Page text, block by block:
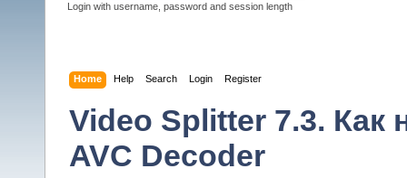
Login with username, password and session length
Home Help Search Login Register
Video Splitter 7.3. Как
AVC Decoder